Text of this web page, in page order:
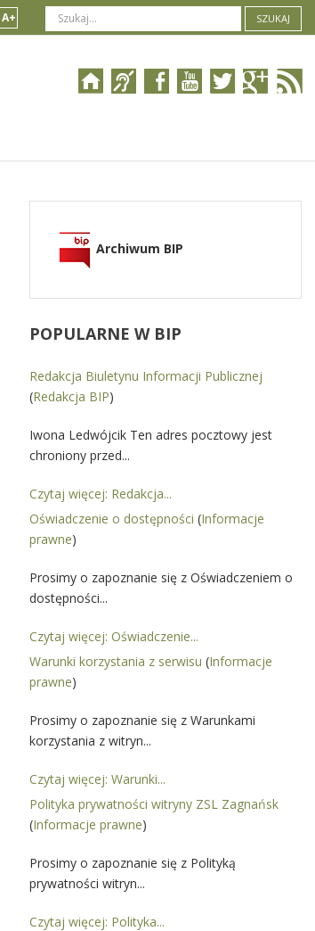
A+ SZUKAJ
Archiwum BIP
POPULARNE W BIP
Redakcja Biuletynu Informacji Publicznej
(Redakcja BIP)
Iwona Ledwójcik Ten adres pocztowy jest
chroniony przed...
Czytaj więcej: Redakcja...
Oświadczenie o dostępności (Informacje
prawne)
Prosimy o zapoznanie się z Oświadczeniem o
dostępności...
Czytaj więcej: Oświadczenie...
Warunki korzystania z serwisu (Informacje
prawne)
Prosimy o zapoznanie się z Warunkami
korzystania z witryn...
Czytaj więcej: Warunki...
Polityka prywatności witryny ZSL Zagnańsk
(Informacje prawne)
Prosimy o zapoznanie się z Polityką
prywatności witryn...
Czytaj więcej: Polityka...